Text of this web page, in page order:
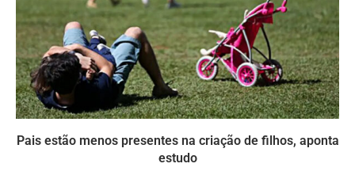
Pais estão menos presentes na criação de filhos, aponta
estudo